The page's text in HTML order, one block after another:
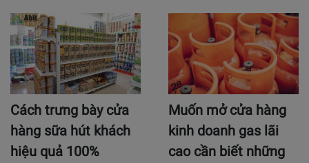
Cách trưng bày cửa
hàng sữa hút khách
hiệu quả 100%
Muốn mở cửa hàng
kinh doanh gas lãi
cao cần biết những